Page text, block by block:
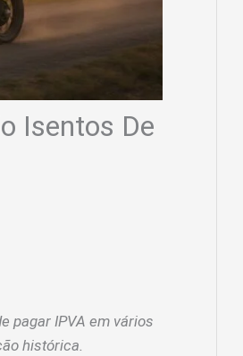
Isentos De
pagar IPVA em vários
histórica.